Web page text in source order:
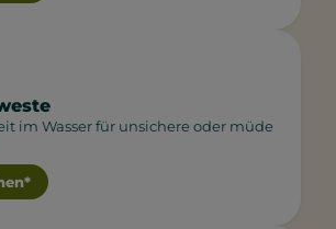
im Wasser für unsichere oder müde